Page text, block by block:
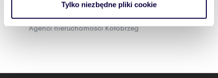
korzystasz z naszej witryny, udostępniamy partnerom
Partnerzy mogą połączyć te informacje z innymi danymi
Tylko niezbędne pliki cookie
Agenci nieruchomości Biała
Agenci nieruchomości Legnica
Agenci nieruchomości Kołobrzeg